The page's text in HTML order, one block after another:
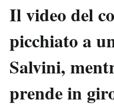
Italia
Politica
Tecnologia
Scienza
Il video del
picchiato a
Salvini,
prende in